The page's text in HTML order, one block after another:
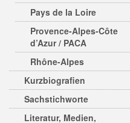
Pays de la Loire
Provence-Alpes-Côte
d’Azur / PACA
Rhône-Alpes
Kurzbiografien
Sachstichworte
Literatur, Medien,